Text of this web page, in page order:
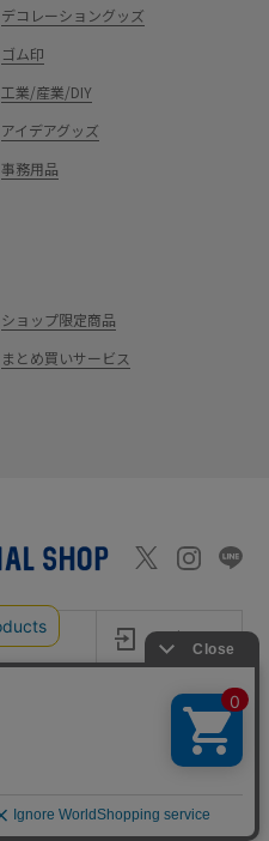
デコレーショングッズ
ゴム印
工業/産業/DIY
アイデアグッズ
事務用品
ショップ限定商品
まとめ買いサービス
カート ログイン
Monet
(モネ)